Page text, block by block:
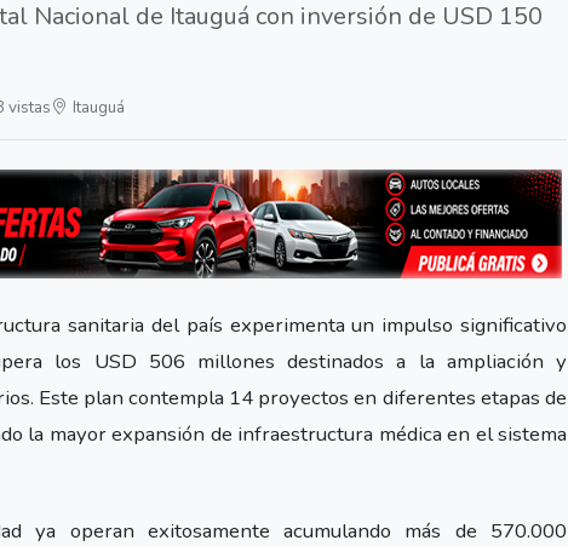
Nacional de Itauguá con inversión de USD 150
vistas Itauguá
sanitaria del país experimenta un impulso significativo
los USD 506 millones destinados a la ampliación y
Este plan contempla 14 proyectos en diferentes etapas de
la mayor expansión de infraestructura médica en el sistema
ya operan exitosamente acumulando más de 570.000